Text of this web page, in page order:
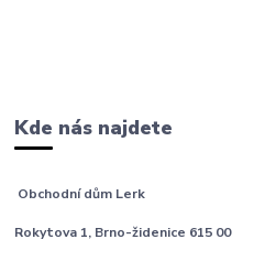
Kde nás najdete
Obchodní dům Lerk
Rokytova 1, Brno-židenice 615 00